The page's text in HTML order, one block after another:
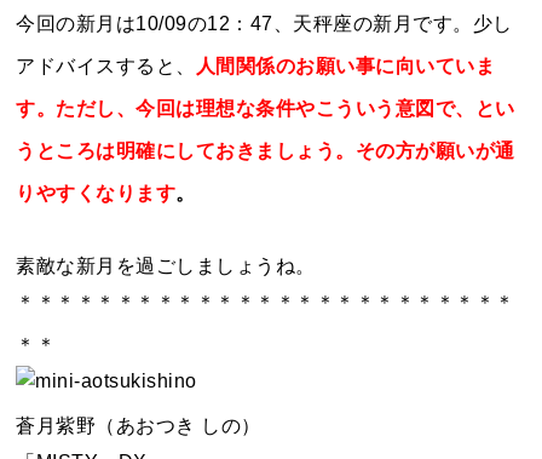
今回の新月は10/09の12：47、天秤座の新月です。少し
アドバイスすると、 人間関係のお願い事に向いていま
す。ただし、今回は理想な条件やこういう意図で、とい
うところは明確にしておきましょう。その方が願いが通
りやすくなります。
素敵な新月を過ごしましょうね。
＊＊＊＊＊＊＊＊＊＊＊＊＊＊＊＊＊＊＊＊＊＊＊＊＊
＊＊
蒼月紫野（あおつき しの）